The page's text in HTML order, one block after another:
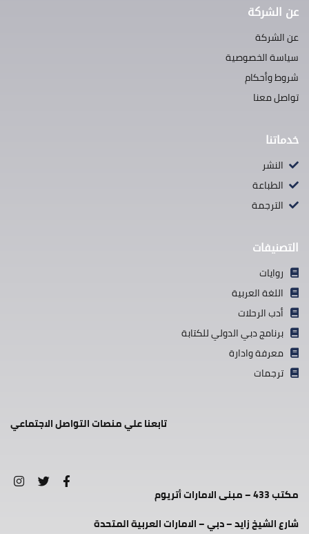
عن الشركة
عن الشركة
سياسة الخصوصية
شروط وأحكام
تواصل معنا
خدماتنا
النشر
الطباعة
الترجمة
التصنيفات
روايات
اللغة العربية
أدب الرحلات
برنامج دبي الدولي للكتابة
معرفة وادارة
ترجمات
تابعنا علي منصات التواصل الاجتماعي
مكتب 433 – مبنى الامارات أتريوم
شارع الشيخ زايد – دبي – الامارات العربية المتحدة